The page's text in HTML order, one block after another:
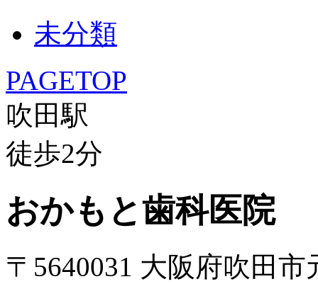
未分類
PAGETOP
吹田駅
徒歩2分
おかもと歯科医院
〒5640031 大阪府吹田